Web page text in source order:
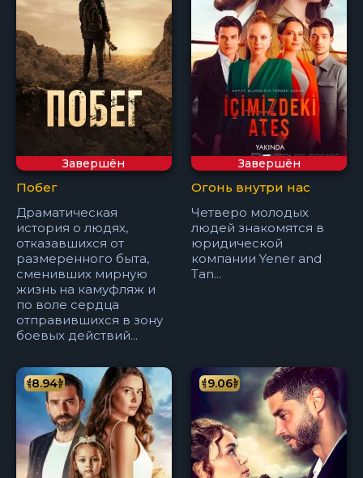
Завершён
Побег
Драматическая
история о людях,
отказавшихся от
размеренного быта,
сменивших мирную
жизнь на камуфляж и
по воле сердца
отправившихся в зону
боевых действий...
Завершён
Огонь внутри нас
Четверо молодых
людей знакомятся в
юридической
компании Yener and
Tan...
8.94 9.06